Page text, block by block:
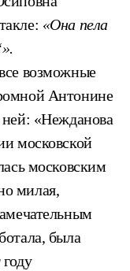
«Она пела
возможные
Антонине
ней: «Нежданова
московской
московским
милая,
была